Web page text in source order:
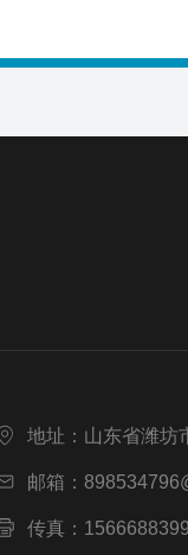
地址：山东省潍坊
邮箱：
传真：